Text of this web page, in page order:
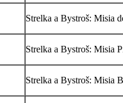
Strelka a Bystroš: Misia
Strelka a Bystroš: Misia
Strelka a Bystroš: Misia